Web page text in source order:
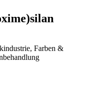
, Farben &